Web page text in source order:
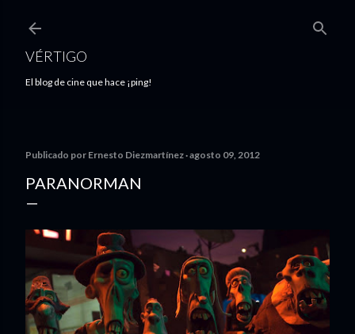
VÉRTIGO
El blog de cine que hace ¡ping!
Publicado por Ernesto Diezmartínez agosto 09, 2012
PARANORMAN